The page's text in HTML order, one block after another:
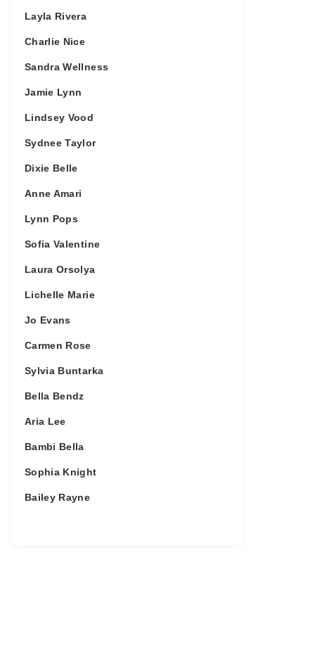
Layla Rivera
Charlie Nice
Sandra Wellness
Jamie Lynn
Lindsey Vood
Sydnee Taylor
Dixie Belle
Anne Amari
Lynn Pops
Sofia Valentine
Laura Orsolya
Lichelle Marie
Jo Evans
Carmen Rose
Sylvia Buntarka
Bella Bendz
Aria Lee
Bambi Bella
Sophia Knight
Bailey Rayne